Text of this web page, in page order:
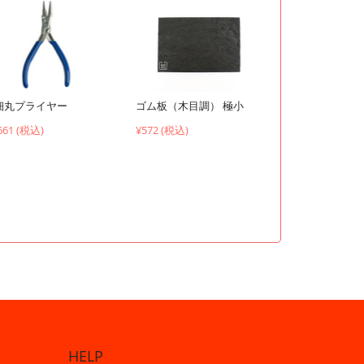
丸プライヤー
(税込)
ゴム板（木目調） 極小
¥572 (税込)
HELP